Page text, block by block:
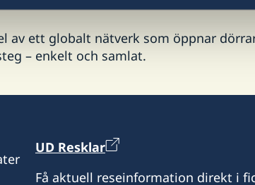
av ett globalt nätverk som öppnar
– enkelt och samlat.
UD Resklar
Få aktuell reseinformation direkt i